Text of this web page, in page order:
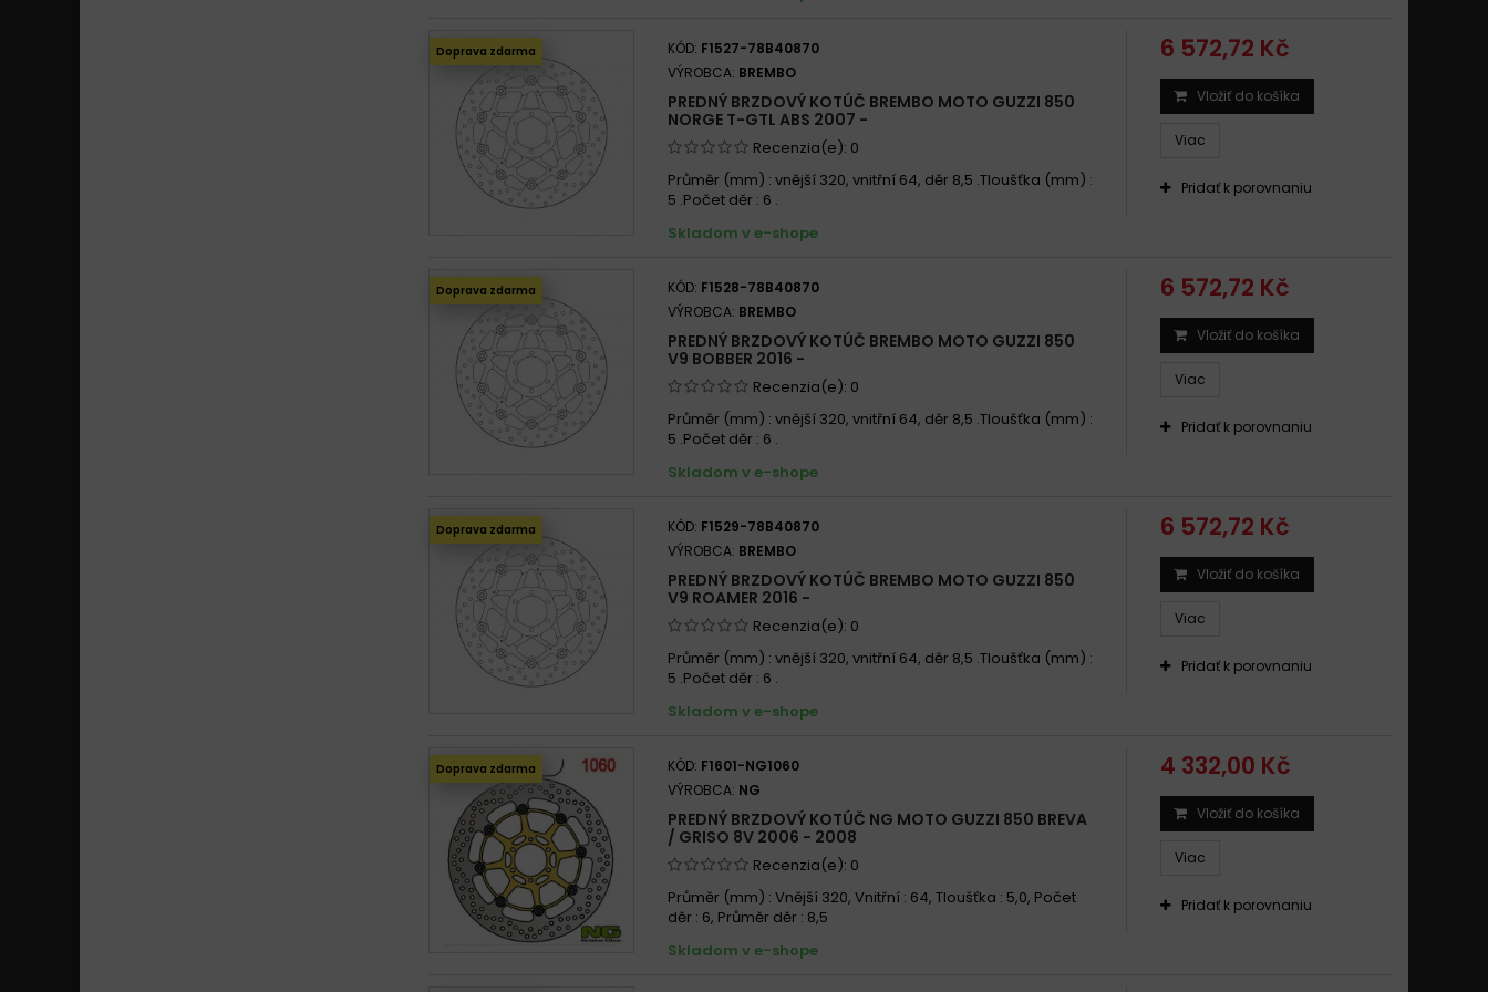
Doprava zdarma KÓD: F1527-78B40870
VÝROBCA: BREMBO
PREDNÝ BRZDOVÝ KOTÚČ BREMBO MOTO GUZZI 850
NORGE T-GTL ABS 2007 -
Recenzia(e): 0
Průměr (mm) : vnější 320, vnitřní 64, děr 8,5 .Tloušťka (mm) :
5 .Počet děr : 6 .
Skladom v e-shope
6 572,72 Kč
Vložiť do košíka
Viac
Pridať k porovnaniu
Doprava zdarma KÓD: F1528-78B40870
VÝROBCA: BREMBO
PREDNÝ BRZDOVÝ KOTÚČ BREMBO MOTO GUZZI 850
V9 BOBBER 2016 -
Recenzia(e): 0
Průměr (mm) : vnější 320, vnitřní 64, děr 8,5 .Tloušťka (mm) :
5 .Počet děr : 6 .
Skladom v e-shope
6 572,72 Kč
Vložiť do košíka
Viac
Pridať k porovnaniu
Doprava zdarma KÓD: F1529-78B40870
VÝROBCA: BREMBO
PREDNÝ BRZDOVÝ KOTÚČ BREMBO MOTO GUZZI 850
V9 ROAMER 2016 -
Recenzia(e): 0
Průměr (mm) : vnější 320, vnitřní 64, děr 8,5 .Tloušťka (mm) :
5 .Počet děr : 6 .
Skladom v e-shope
6 572,72 Kč
Vložiť do košíka
Viac
Pridať k porovnaniu
Doprava zdarma KÓD: F1601-NG1060
VÝROBCA: NG
PREDNÝ BRZDOVÝ KOTÚČ NG MOTO GUZZI 850 BREVA
/ GRISO 8V 2006 - 2008
Recenzia(e): 0
Průměr (mm) : Vnější 320, Vnitřní : 64, Tloušťka : 5,0, Počet
děr : 6, Průměr děr : 8,5
Skladom v e-shope
4 332,00 Kč
Vložiť do košíka
Viac
Pridať k porovnaniu